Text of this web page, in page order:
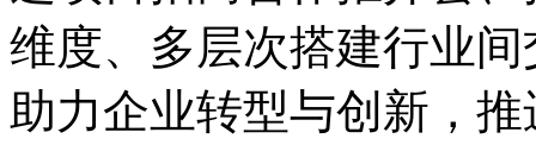
维度、多层次搭建行业
助力企业转型与创新，